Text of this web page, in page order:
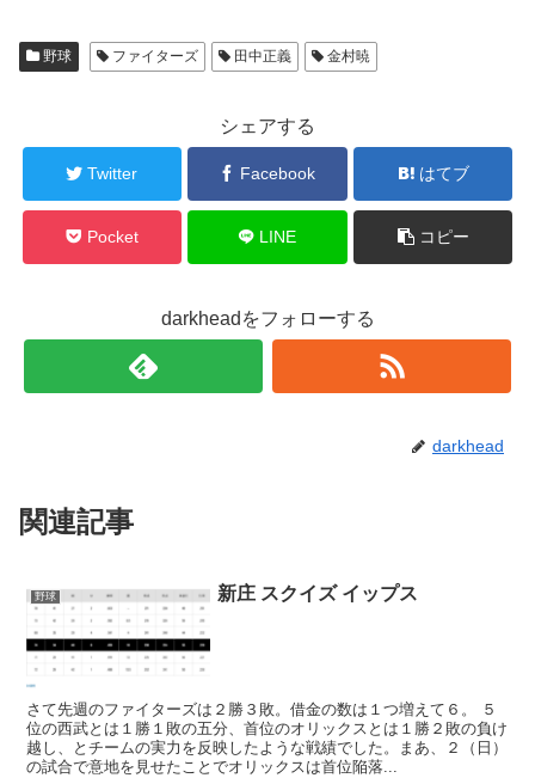
野球 ファイターズ 田中正義 金村暁
シェアする
Twitter Facebook はてブ
Pocket LINE コピー
darkheadをフォローする
darkhead
関連記事
野球 新庄 スクイズ イップス
さて先週のファイターズは２勝３敗。借金の数は１つ増えて６。 ５
位の西武とは１勝１敗の五分、首位のオリックスとは１勝２敗の負け
越し、とチームの実力を反映したような戦績でした。まあ、２（日）
の試合で意地を見せたことでオリックスは首位陥落...